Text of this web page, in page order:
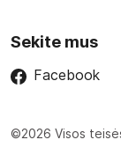
Sekite mus
Facebook
©2026 Visos